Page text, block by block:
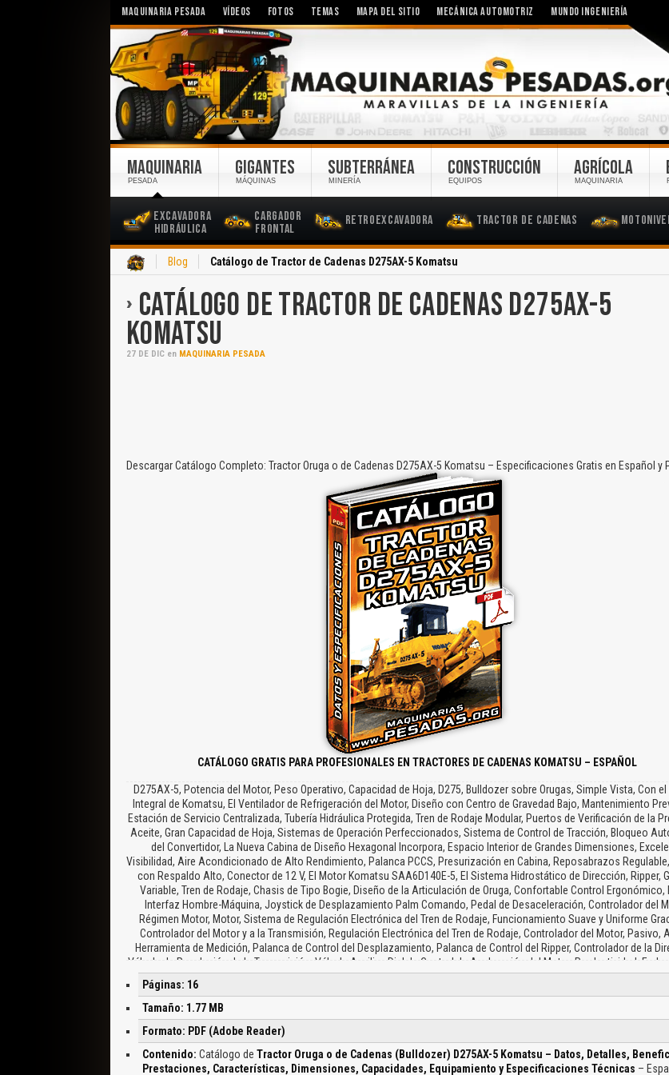
MAQUINARIA PESADA VÍDEOS FOTOS TEMAS MAPA DEL SITIO MECÁNICA AUTOMOTRIZ MUNDO INGENIERÍA
MAQUINARIA
PESADA
Excavadora
Hidráulica
Cargador
Frontal
Retroexcavadora Tractor de Cadenas
GIGANTES
MÁQUINAS
SUBTERRÁNEA
MINERÍA
CONSTRUCCIÓN
EQUIPOS
AGRÍCOLA
MAQUINARIA
Blog Catálogo de Tractor de Cadenas D275AX-5 Komatsu
CATÁLOGO DE TRACTOR DE CADENAS D275AX-5
KOMATSU
27 DE DIC en MAQUINARIA PESADA
Descargar Catálogo Completo: Tractor Oruga o de Cadenas D275AX-5 Komatsu – Especificaciones Gratis en Español y
CATÁLOGO GRATIS PARA PROFESIONALES EN TRACTORES DE CADENAS KOMATSU – ESPAÑOL
D275AX-5, Potencia del Motor, Peso Operativo, Capacidad de Hoja, D275, Bulldozer sobre Orugas, Simple Vista, Con
Integral de Komatsu, El Ventilador de Refrigeración del Motor, Diseño con Centro de Gravedad Bajo, Mantenimiento
Estación de Servicio Centralizada, Tubería Hidráulica Protegida, Tren de Rodaje Modular, Puertos de Verificación de la
Aceite, Gran Capacidad de Hoja, Sistemas de Operación Perfeccionados, Sistema de Control de Tracción, Bloqueo
del Convertidor, La Nueva Cabina de Diseño Hexagonal Incorpora, Espacio Interior de Grandes Dimensiones,
Visibilidad, Aire Acondicionado de Alto Rendimiento, Palanca PCCS, Presurización en Cabina, Reposabrazos
con Respaldo Alto, Conector de 12 V, El Motor Komatsu SAA6D140E-5, El Sistema Hidrostático de Dirección, Ripper,
Variable, Tren de Rodaje, Chasis de Tipo Bogie, Diseño de la Articulación de Oruga, Confortable Control Ergonómico,
Interfaz Hombre-Máquina, Joystick de Desplazamiento Palm Comando, Pedal de Desaceleración, Controlador del
Régimen Motor, Motor, Sistema de Regulación Electrónica del Tren de Rodaje, Funcionamiento Suave y Uniforme
Controlador del Motor y a la Transmisión, Regulación Electrónica del Tren de Rodaje, Controlador del Motor, Pasivo,
Herramienta de Medición, Palanca de Control del Desplazamiento, Palanca de Control del Ripper, Controlador de la
Válvula de Regulación de la Transmisión, Válvula Auxiliar, Dial de Control de Aceleración del Motor, Productividad,
Dirección, Frenos ECMV, Válvula ECMV, Función Pre programada de Selección de Velocidad de Desplazamiento,
Disminución de Marcha Automática, Sistema de Dirección Hidrostático, Giro Suave y Potente, Motor Hidráulico, Frenos,
de Control de Tracción, Sistema de Control de Tracción, Panel de Control del Deslizamiento de las Zapatas de
Convertidor de Par, Sistema de Bloqueo Automático del Convertidor de Par, Nuevo Motor Ecot3, Innovadoras
Motor de Komatsu, Motor Limpio y Potente, Sistema HPCR de Alta Resistencia, Sistema EGR, Recirculación de Gases de
Refrigerado y de Alta Resistencia, Sistema de Refrigeración de Carga Air-to-Air, Nuevo Sistema de Combustión,
Alimentación, Eficacia Mejorada con el Ventilador de Refrigeración del Motor de Accionamiento Hidrostático,
Páginas: 16
Tamaño: 1.77 MB
Formato: PDF (Adobe Reader)
Contenido: Catálogo de Tractor Oruga o de Cadenas (Bulldozer) D275AX-5 Komatsu – Datos, Detalles,
Prestaciones, Características, Dimensiones, Capacidades, Equipamiento y Especificaciones Técnicas –